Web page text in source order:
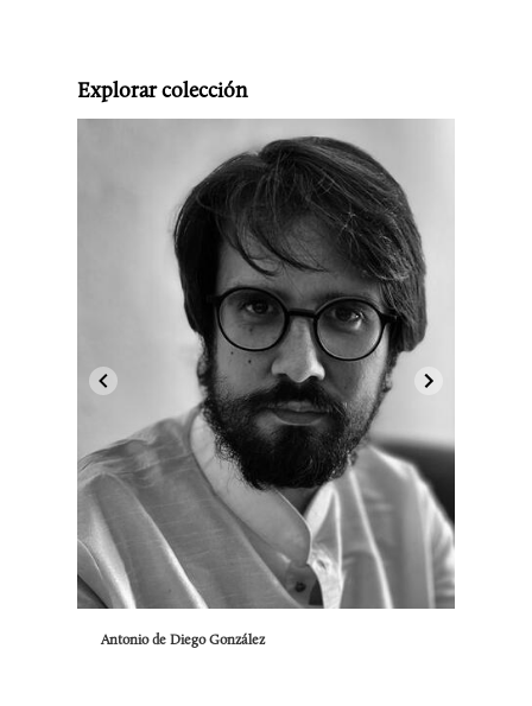
Explorar colección
Antonio de Diego González